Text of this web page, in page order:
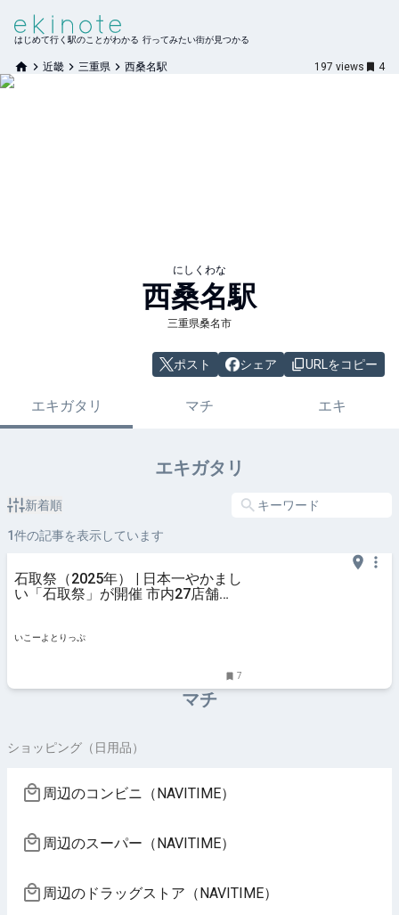
はじめて行く駅のことがわかる 行ってみたい街が見つかる
近畿 三重県 西桑名駅 197 views 4
にしくわな
西桑名駅
三重県桑名市
ポスト シェア URLをコピー
エキガタリ マチ エキ
エキガタリ
新着順
1件の記事を表示しています
石取祭（2025年） | 日本一やかまし
い「石取祭」が開催 市内27店舗が
いこーよとりっぷ
7
マチ
ショッピング（日用品）
周辺のコンビニ（NAVITIME）
周辺のスーパー（NAVITIME）
周辺のドラッグストア（NAVITIME）